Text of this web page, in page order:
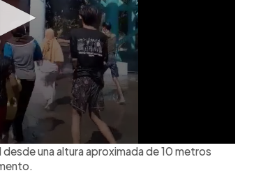
una altura aproximada de 10 metros